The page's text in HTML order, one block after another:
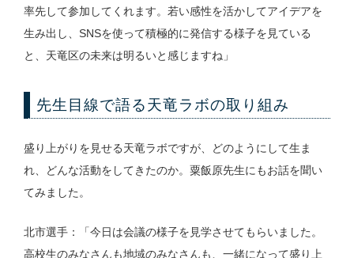
率先して参加してくれます。若い感性を活かしてアイデアを
生み出し、SNSを使って積極的に発信する様子を見ている
と、天竜区の未来は明るいと感じますね」
先生目線で語る天竜ラボの取り組み
盛り上がりを見せる天竜ラボですが、どのようにして生ま
れ、どんな活動をしてきたのか。粟飯原先生にもお話を聞い
てみました。
北市選手：「今日は会議の様子を見学させてもらいました。
高校生のみなさんも地域のみなさんも、一緒になって盛り上